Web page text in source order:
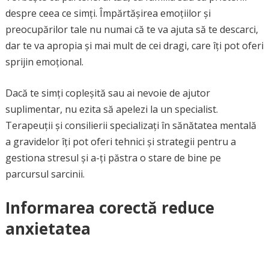
despre ceea ce simți. Împărtășirea emoțiilor și
preocupărilor tale nu numai că te va ajuta să te descarci,
dar te va apropia și mai mult de cei dragi, care îți pot oferi
sprijin emoțional.
Dacă te simți copleșită sau ai nevoie de ajutor
suplimentar, nu ezita să apelezi la un specialist.
Terapeuții și consilierii specializați în sănătatea mentală
a gravidelor îți pot oferi tehnici și strategii pentru a
gestiona stresul și a-ți păstra o stare de bine pe
parcursul sarcinii.
Informarea corectă reduce
anxietatea